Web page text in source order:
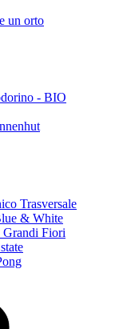
un orto
- BIO
Trasversale
& White
Grandi Fiori